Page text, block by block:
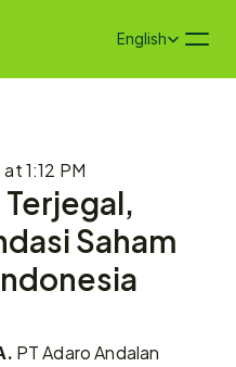
Select Language
English
1:12 PM
Saham
PT Adaro Andalan